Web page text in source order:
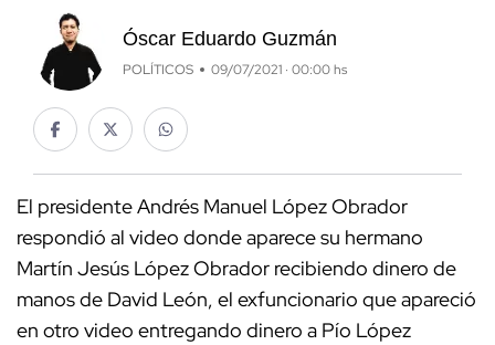
Óscar Eduardo Guzmán
POLÍTICOS 09/07/2021 · 00:00 hs
El presidente Andrés Manuel López Obrador
respondió al video donde aparece su hermano
Martín Jesús López Obrador recibiendo dinero de
manos de David León, el exfuncionario que apareció
en otro video entregando dinero a Pío López